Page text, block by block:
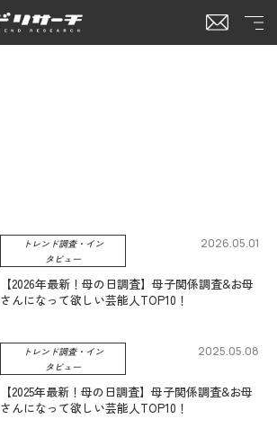
トレンド調査・イン
タビュー
2026.05.01
【2026年最新！母の日調査】母子関係調査&お母
さんになって欲しい芸能人TOP10！
トレンド調査・イン
タビュー
2025.05.08
【2025年最新！母の日調査】母子関係調査&お母
さんになって欲しい芸能人TOP10！